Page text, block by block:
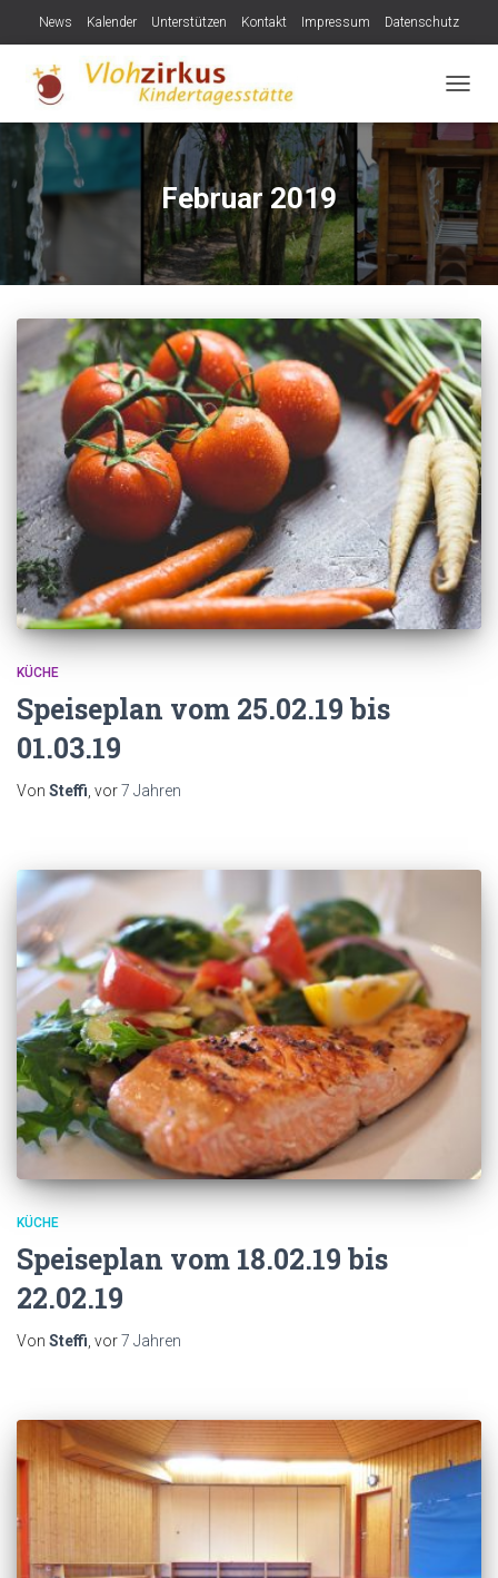
News Kalender Unterstützen Kontakt Impressum Datenschutz
Februar 2019
KÜCHE
Speiseplan vom 25.02.19 bis
01.03.19
Von Steffi , vor7 Jahren
KÜCHE
Speiseplan vom 18.02.19 bis
22.02.19
Von Steffi, vor7 Jahren